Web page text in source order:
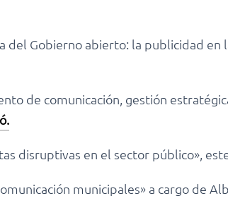
del Gobierno abierto: la publicidad en
de comunicación, gestión
disruptivas en el sector público»,
municipales» a cargo de